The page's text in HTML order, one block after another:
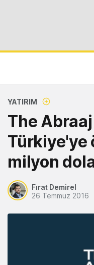
YATIRIM
The
Türkiye'ye
milyon
Fırat Demirel
26 Temmuz 2016